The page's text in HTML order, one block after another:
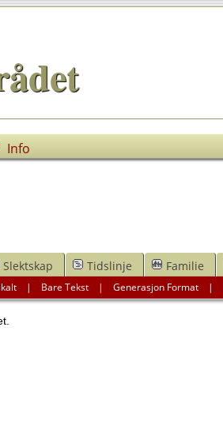
Info
Slektskap Tidslinje Familie
| Bare Tekst |Generasjon Format |